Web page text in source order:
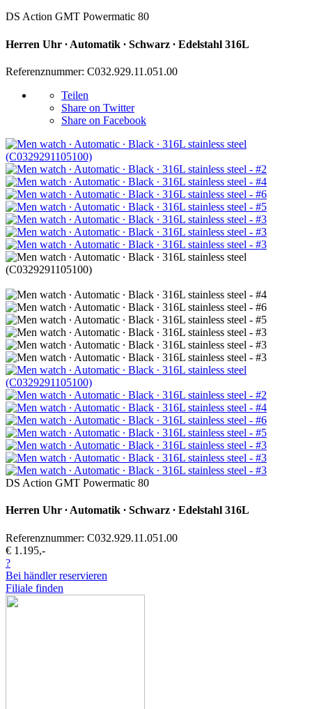
DS Action GMT Powermatic 80
Herren Uhr ∙ Automatik ∙ Schwarz ∙ Edelstahl 316L
Referenznummer: C032.929.11.051.00
Teilen
Share on Twitter
Share on Facebook
DS Action GMT Powermatic 80
Herren Uhr ∙ Automatik ∙ Schwarz ∙ Edelstahl 316L
Referenznummer: C032.929.11.051.00
€ 1.195,-
?
Bei händler reservieren
Filiale finden